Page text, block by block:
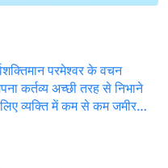
परमेश्वर के वचन
कर्तव्य अच्छी तरह से निभाने
व्यक्ति में कम से कम जमीर